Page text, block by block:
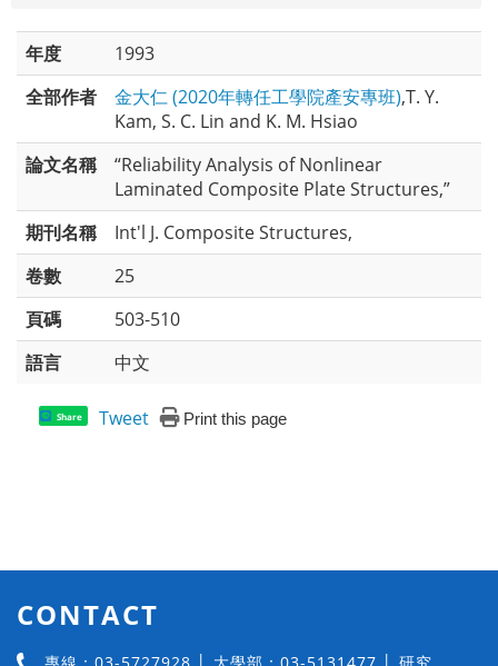
年度
1993
全部作者
金大仁 (2020年轉任工學院產安專班),T. Y.
Kam, S. C. Lin and K. M. Hsiao
論文名稱
“Reliability Analysis of Nonlinear
Laminated Composite Plate Structures,”
期刊名稱
Int'l J. Composite Structures,
卷數
25
頁碼
503-510
語言
中文
Share Tweet Print this page
CONTACT